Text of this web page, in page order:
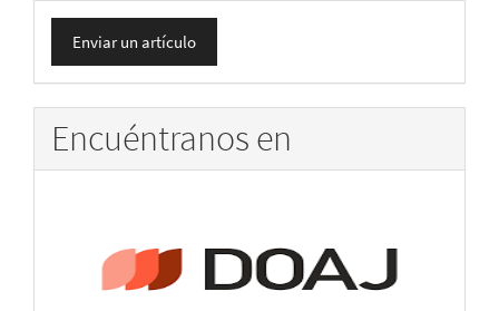
Enviar
un
artículo
Enviar un artículo
Encuéntranos en